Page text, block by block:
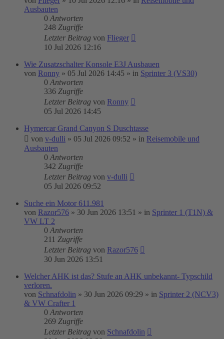
Ausbauten
0 Antworten
248 Zugriffe
Letzter Beitrag von Flieger
10 Jul 2026 12:16
Wie Zusatzschalter Konsole E3J Ausbauen
von Ronny » 05 Jul 2026 14:45 » in Sprinter 3 (VS30)
0 Antworten
336 Zugriffe
Letzter Beitrag von Ronny
05 Jul 2026 14:45
Hymercar Grand Canyon S Duschtasse
von v-dulli » 05 Jul 2026 09:52 » in Reisemobile und
Ausbauten
0 Antworten
342 Zugriffe
Letzter Beitrag von v-dulli
05 Jul 2026 09:52
Suche ein Motor 611.981
von Razor576 » 30 Jun 2026 13:51 » in Sprinter 1 (T1N) &
VW LT 2
0 Antworten
211 Zugriffe
Letzter Beitrag von Razor576
30 Jun 2026 13:51
Welcher AHK ist das? Stufe an AHK unbekannt- Typschild
verloren.
von Schnafdolin » 30 Jun 2026 09:29 » in Sprinter 2 (NCV3)
& VW Crafter 1
0 Antworten
269 Zugriffe
Letzter Beitrag von Schnafdolin